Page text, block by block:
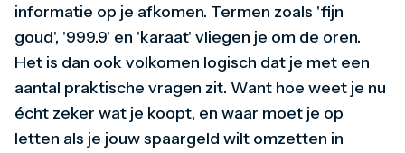
1/2 troy ounce
American Eagle
Britannia
C.Hafner
Kangaroo
Krugerrand
informatie op je afkomen. Termen zoals 'fijn
goud', '999.9' en 'karaat' vliegen je om de oren.
Het is dan ook volkomen logisch dat je met een
aantal praktische vragen zit. Want hoe weet je nu
écht zeker wat je koopt, en waar moet je op
letten als je jouw spaargeld wilt omzetten in